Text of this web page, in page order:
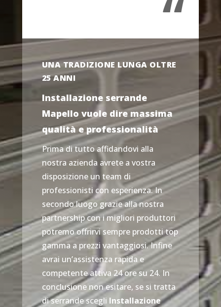
“
UNA TRADIZIONE LUNGA OLTRE
25 ANNI
Installazione serrande
Mapello vuole dire massima
qualità e professionalità
Prima di tutto affidandovi alla
nostra azienda avrete a vostra
disposizione un team di
professionisti con esperienza. In
secondo luogo grazie alla nostra
partnership con i migliori produttori
potremo offrirvi sempre prodotti top
gamma a prezzi vantaggiosi. Infine
avrai un’assistenza rapida e
competente attiva 24 ore su 24. In
conclusione non esitare, se si tratta
di serrande scegli Installazione